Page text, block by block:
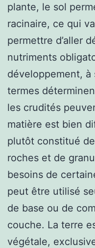
plante, le sol
racinaire, ce qui
permettre d’aller
nutriments
développement, à
termes
les crudités
matière est bien
plutôt constitué
roches et de
besoins de
peut être utilisé
de base ou de
couche. La terre
végétale,